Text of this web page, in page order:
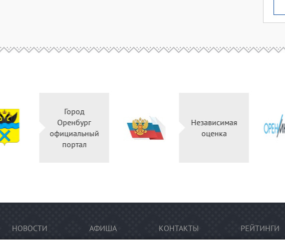
Город
Оренбург
официальный
портал
Независимая
оценка
НОВОСТИ АФИША КОНТАКТЫ РЕЙТИНГИ